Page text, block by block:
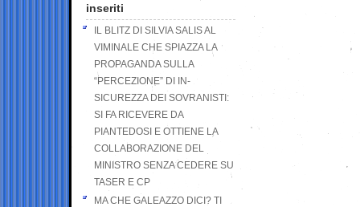
inseriti
IL BLITZ DI SILVIA SALIS AL
VIMINALE CHE SPIAZZA LA
PROPAGANDA SULLA
“PERCEZIONE” DI IN-
SICUREZZA DEI SOVRANISTI:
SI FA RICEVERE DA
PIANTEDOSI E OTTIENE LA
COLLABORAZIONE DEL
MINISTRO SENZA CEDERE SU
TASER E CP
MA CHE GALEAZZO DICI? TI